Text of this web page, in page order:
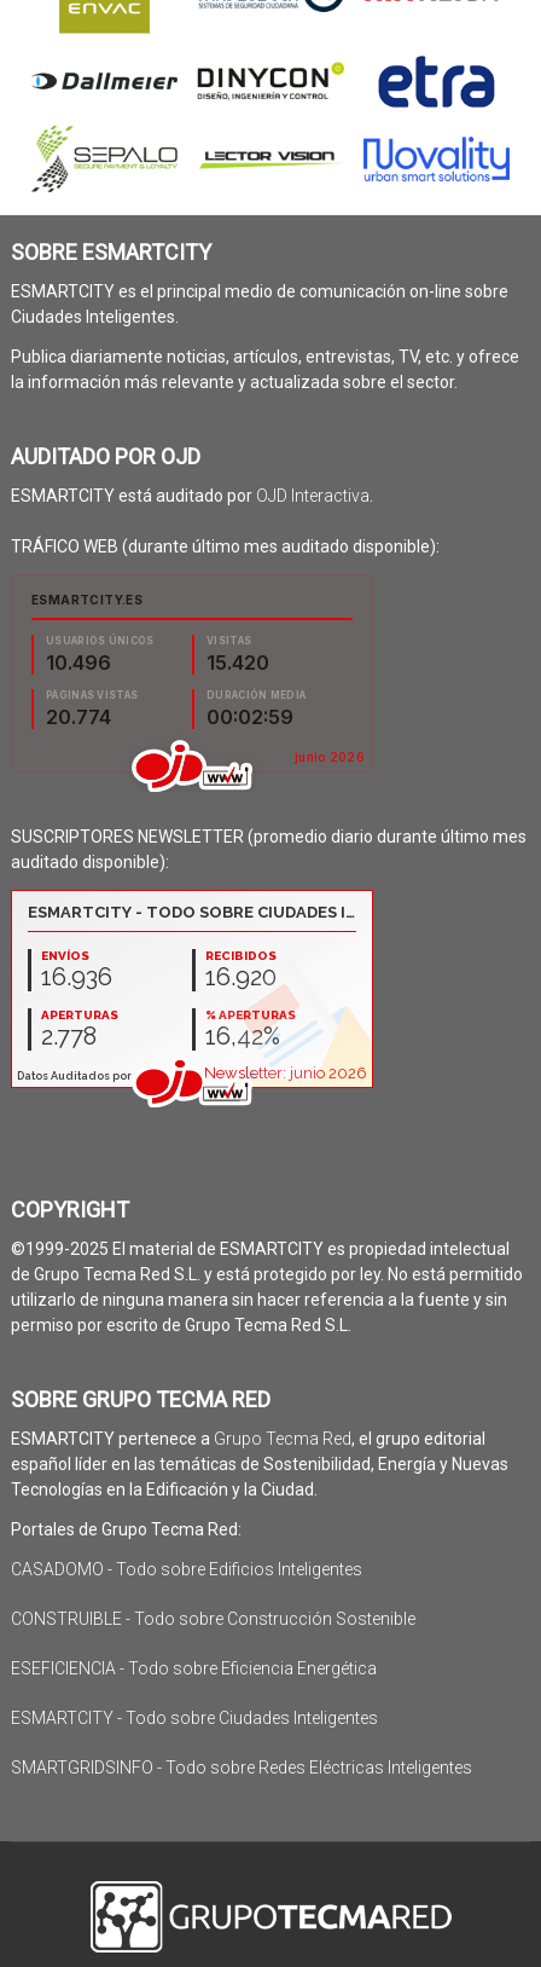
SOBRE ESMARTCITY
ESMARTCITY es el principal medio de comunicación on-line sobre
Ciudades Inteligentes.
Publica diariamente noticias, artículos, entrevistas, TV, etc. y ofrece
la información más relevante y actualizada sobre el sector.
AUDITADO POR OJD
ESMARTCITY está auditado por OJD Interactiva.
TRÁFICO WEB (durante último mes auditado disponible):
SUSCRIPTORES NEWSLETTER (promedio diario durante último mes
auditado disponible):
COPYRIGHT
©1999-2025 El material de ESMARTCITY es propiedad intelectual
de Grupo Tecma Red S.L. y está protegido por ley. No está permitido
utilizarlo de ninguna manera sin hacer referencia a la fuente y sin
permiso por escrito de Grupo Tecma Red S.L.
SOBRE GRUPO TECMA RED
ESMARTCITY pertenece a Grupo Tecma Red, el grupo editorial
español líder en las temáticas de Sostenibilidad, Energía y Nuevas
Tecnologías en la Edificación y la Ciudad.
Portales de Grupo Tecma Red:
CASADOMO - Todo sobre Edificios Inteligentes
CONSTRUIBLE - Todo sobre Construcción Sostenible
ESEFICIENCIA - Todo sobre Eficiencia Energética
ESMARTCITY - Todo sobre Ciudades Inteligentes
SMARTGRIDSINFO - Todo sobre Redes Eléctricas Inteligentes